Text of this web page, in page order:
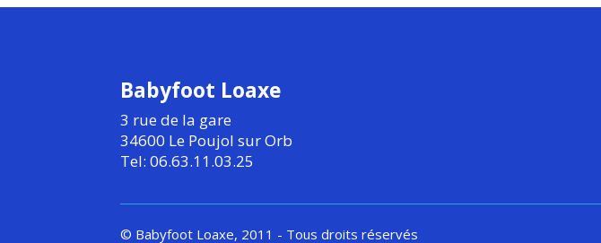
Babyfoot Loaxe
3 rue de la gare
34600 Le Poujol sur Orb
Tel: 06.63.11.03.25
© Babyfoot Loaxe, 2011 - Tous droits réservés